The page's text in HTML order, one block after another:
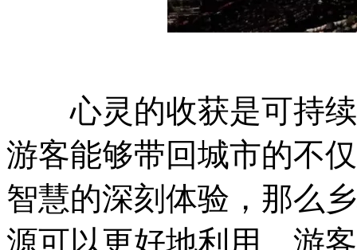
心灵的收获是可持续
游客能够带回城市的不
智慧的深刻体验，那么
源可以更好地利用、游